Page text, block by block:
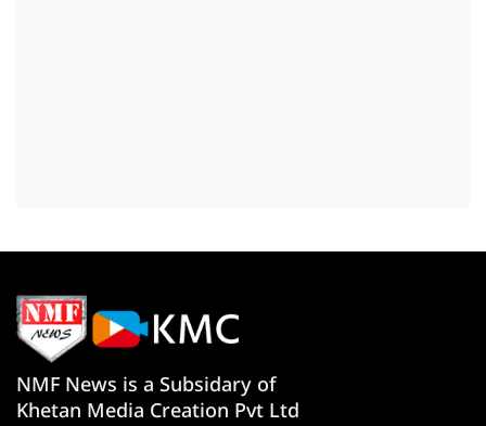
NMF News is a Subsidary of
Khetan Media Creation Pvt Ltd